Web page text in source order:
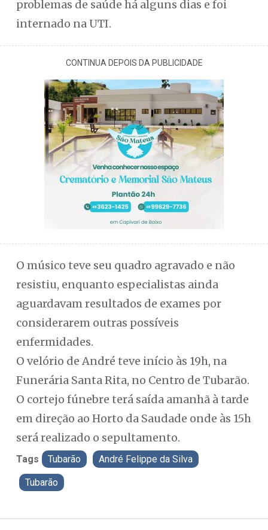
problemas de saúde há alguns dias e foi
internado na UTI.
CONTINUA DEPOIS DA PUBLICIDADE
O músico teve seu quadro agravado e não
resistiu, enquanto especialistas ainda
aguardavam resultados de exames por
considerarem outras possíveis
enfermidades.
O velório de André teve início às 19h, na
Funerária Santa Rita, no Centro de Tubarão.
O cortejo fúnebre terá saída amanhã à tarde
em direção ao Horto da Saudade onde às 15h
será realizado o sepultamento.
Tags Tubarão André Felippe da Silva
Tubarão